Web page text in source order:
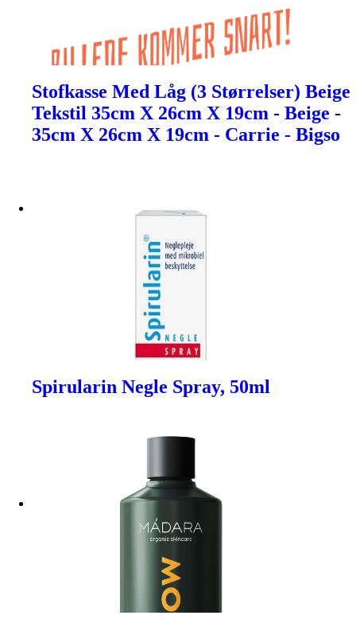
Stofkasse Med Låg (3 Størrelser) Beige
Tekstil 35cm X 26cm X 19cm - Beige -
35cm X 26cm X 19cm - Carrie - Bigso
Spirularin Negle Spray, 50ml